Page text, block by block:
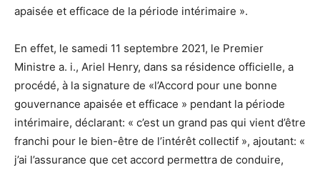
apaisée et efficace de la période intérimaire ».
En effet, le samedi 11 septembre 2021, le Premier
Ministre a. i., Ariel Henry, dans sa résidence officielle, a
procédé, à la signature de «l’Accord pour une bonne
gouvernance apaisée et efficace » pendant la période
intérimaire, déclarant: « c’est un grand pas qui vient d’être
franchi pour le bien-être de l’intérêt collectif », ajoutant: «
j’ai l’assurance que cet accord permettra de conduire,